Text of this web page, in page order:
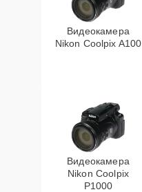
Видеокамера
Nikon Coolpix A100
Видеокамера
Nikon Coolpix
P1000